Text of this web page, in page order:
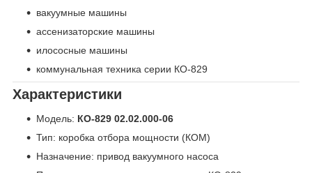
вакуумные машины
ассенизаторские машины
илососные машины
коммунальная техника серии КО-829
Характеристики
Модель: КО-829 02.02.000-06
Тип: коробка отбора мощности (КОМ)
Назначение: привод вакуумного насоса